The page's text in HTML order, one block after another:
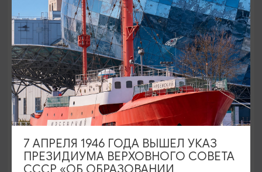
Время войн и мирных свершений:
Гусев и Черняховск
09:30 10 ЧАСОВ
7 АПРЕЛЯ 1946 ГОДА ВЫШЕЛ УКАЗ
ПРЕЗИДИУМА ВЕРХОВНОГО СОВЕТА